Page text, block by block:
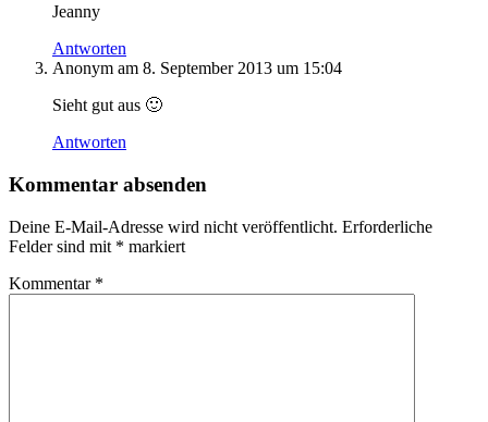
Jeanny
Antworten
Anonym am 8. September 2013 um 15:04
Sieht gut aus 🙂
Antworten
Kommentar absenden
Deine E-Mail-Adresse wird nicht veröffentlicht. Erforderliche
Felder sind mit * markiert
Kommentar *